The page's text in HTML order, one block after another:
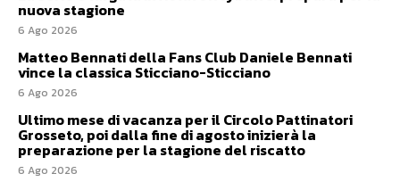
nuova stagione
6 Ago 2026
Matteo Bennati della Fans Club Daniele Bennati
vince la classica Sticciano-Sticciano
6 Ago 2026
Ultimo mese di vacanza per il Circolo Pattinatori
Grosseto, poi dalla fine di agosto inizierà la
preparazione per la stagione del riscatto
6 Ago 2026